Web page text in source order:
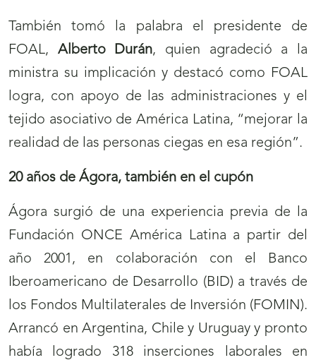
También tomó la palabra el presidente de
FOAL, Alberto Durán, quien agradeció a la
ministra su implicación y destacó como FOAL
logra, con apoyo de las administraciones y el
tejido asociativo de América Latina, “mejorar la
realidad de las personas ciegas en esa región”.
20 años de Ágora, también en el cupón
Ágora surgió de una experiencia previa de la
Fundación ONCE América Latina a partir del
año 2001, en colaboración con el Banco
Iberoamericano de Desarrollo (BID) a través de
los Fondos Multilaterales de Inversión (FOMIN).
Arrancó en Argentina, Chile y Uruguay y pronto
había logrado 318 inserciones laborales en